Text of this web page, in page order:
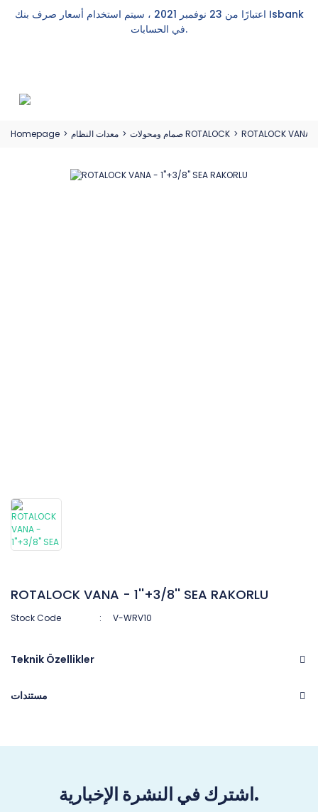
اعتبارًا من 23 نوفمبر 2021 ، سيتم استخدام أسعار صرف بنك Isbank
في الحسابات.
Homepage معدات النظام صمام ومحولات ROTALOCK ROTALOCK VANA
ROTALOCK VANA - 1''+3/8'' SEA RAKORLU
Stock Code V-WRV10
Teknik Özellikler
مستندات
اشترك في النشرة الإخبارية.